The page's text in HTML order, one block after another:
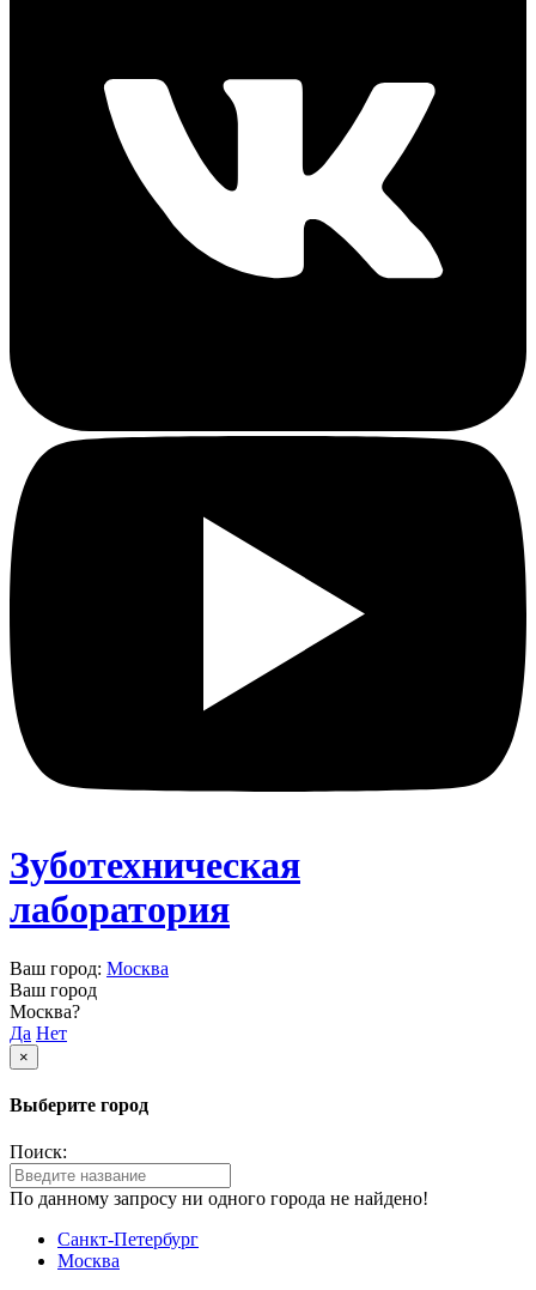
Зуботехническая
лаборатория
Ваш город: Москва
Ваш город
Москва?
Да Нет
×
Выберите город
Поиск:
По данному запросу ни одного города не найдено!
Санкт-Петербург
Москва